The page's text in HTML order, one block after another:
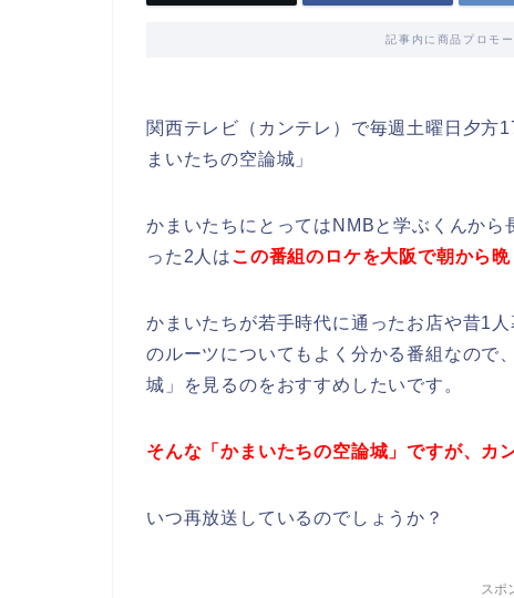
記事内に商品プロモ
関西テレビ（カンテレ）で毎週土曜日夕方
まいたちの空論城」
かまいたちにとってはNMBと学ぶくんか
った2人はこの番組のロケを大阪で朝から
かまいたちが若手時代に通ったお店や昔1
のルーツについてもよく分かる番組なので
城」を見るのをおすすめしたいです。
そんな「かまいたちの空論城」ですが、カ
いつ再放送しているのでしょうか？
スポ